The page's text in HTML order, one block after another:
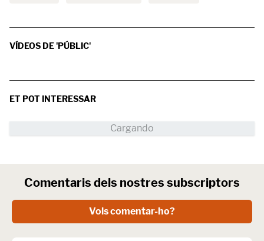
VÍDEOS DE 'PÚBLIC'
ET POT INTERESSAR
Comentaris dels nostres subscriptors
Vols comentar-ho?